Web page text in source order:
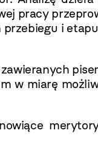
pracy
i
w miarę